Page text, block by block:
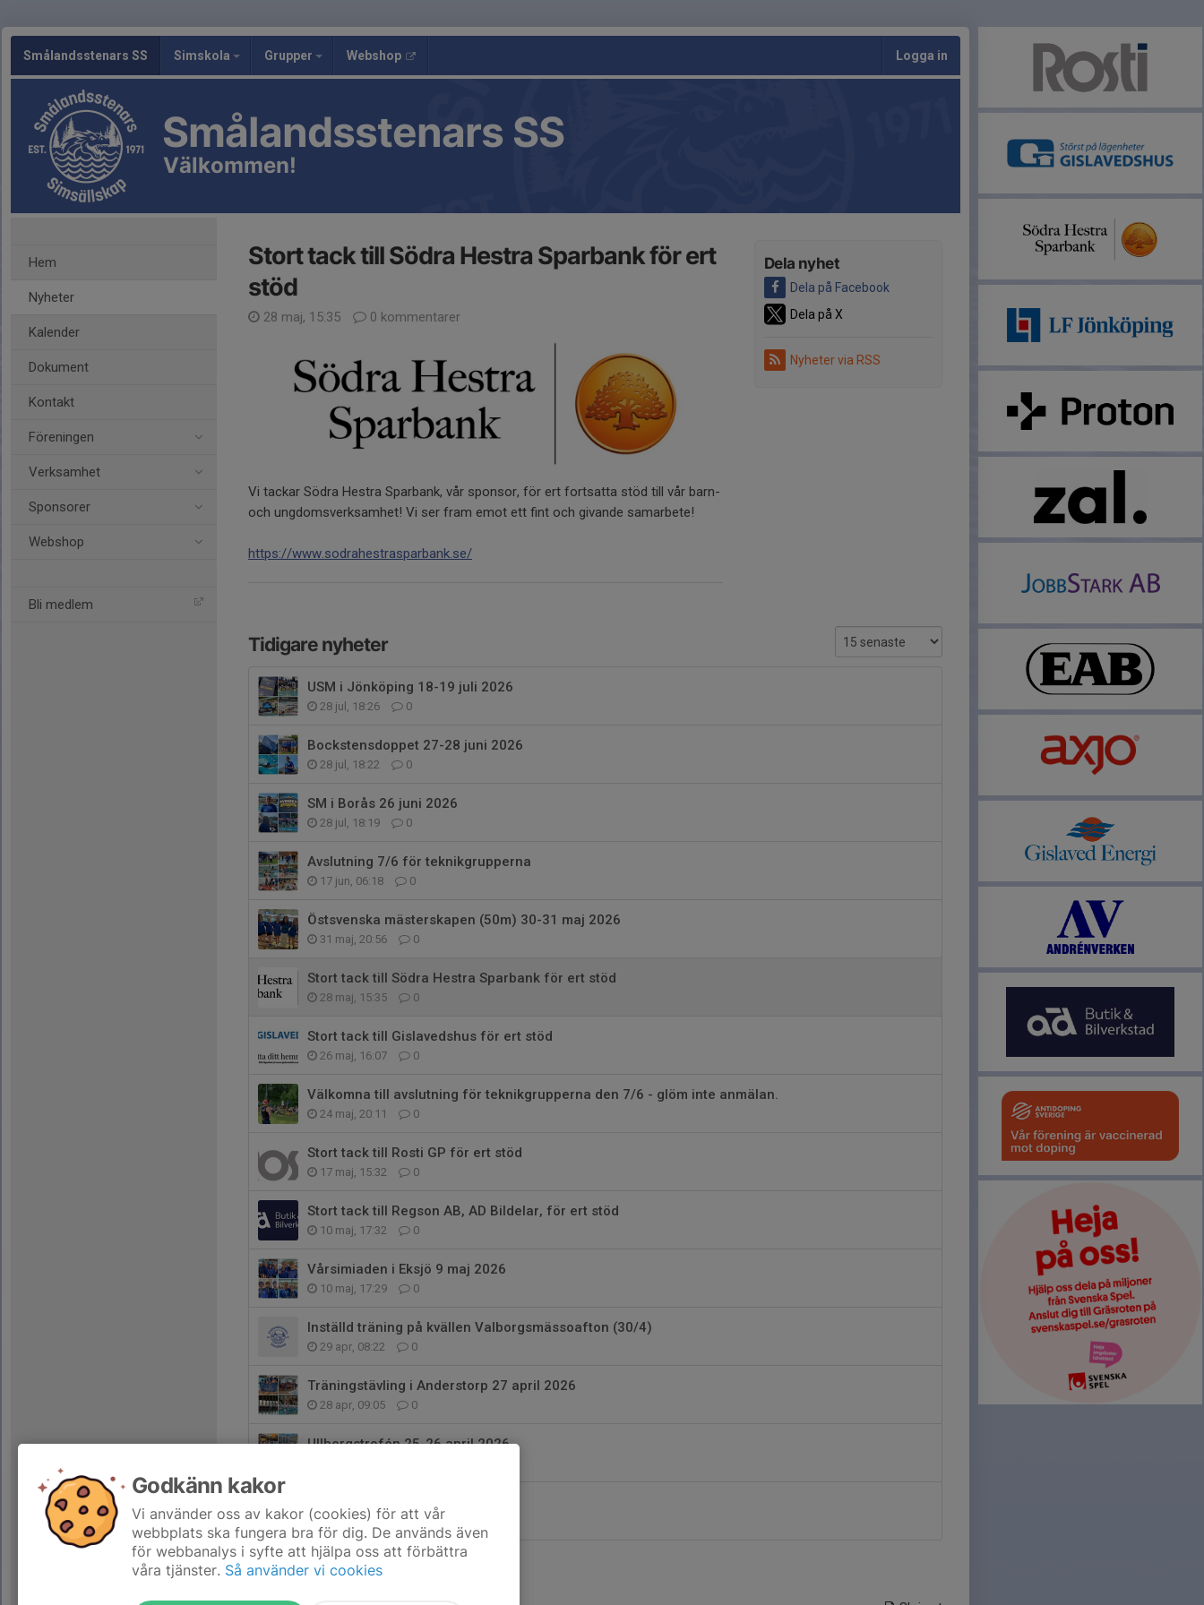
Smålandsstenars SS Simskola Grupper Webshop Logga in
Smålandsstenars SS
Välkommen!
Hem
Nyheter
Kalender
Dokument
Kontakt
Föreningen
Verksamhet
Sponsorer
Webshop
Bli medlem
Dela nyhet
Dela på Facebook
Dela på X
Nyheter via RSS
Stort tack till Södra Hestra Sparbank för ert
stöd
28 maj, 15:35 0 kommentarer
Vi tackar Södra Hestra Sparbank, vår sponsor, för ert fortsatta stöd till vår barn-
och ungdomsverksamhet! Vi ser fram emot ett fint och givande samarbete!
https://www.sodrahestrasparbank.se/
Tidigare nyheter
USM i Jönköping 18-19 juli 2026
28 jul, 18:26 0
Bockstensdoppet 27-28 juni 2026
28 jul, 18:22 0
SM i Borås 26 juni 2026
28 jul, 18:19 0
Avslutning 7/6 för teknikgrupperna
17 jun, 06:18 0
Östsvenska mästerskapen (50m) 30-31 maj 2026
31 maj, 20:56 0
Stort tack till Södra Hestra Sparbank för ert stöd
28 maj, 15:35 0
Stort tack till Gislavedshus för ert stöd
26 maj, 16:07 0
Välkomna till avslutning för teknikgrupperna den 7/6 - glöm inte anmälan.
24 maj, 20:11 0
Stort tack till Rosti GP för ert stöd
17 maj, 15:32 0
Stort tack till Regson AB, AD Bildelar, för ert stöd
10 maj, 17:32 0
Vårsimiaden i Eksjö 9 maj 2026
10 maj, 17:29 0
Inställd träning på kvällen Valborgsmässoafton (30/4)
29 apr, 08:22 0
Träningstävling i Anderstorp 27 april 2026
28 apr, 09:05 0
Ullbergstrofén 25-26 april 2026
15 apr, 13:26 0
Godkänn kakor
Vi använder oss av kakor (cookies) för att vår
webbplats ska fungera bra för dig. De används även
för webbanalys i syfte att hjälpa oss att förbättra
våra tjänster. Så använder vi cookies